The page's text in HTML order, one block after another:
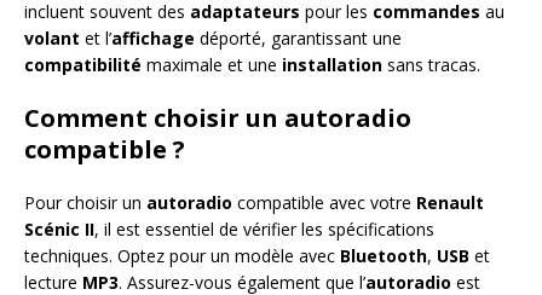
incluent souvent des adaptateurs pour les commandes au
volant et l’affichage déporté, garantissant une
compatibilité maximale et une installation sans tracas.
Comment choisir un autoradio
compatible ?
Pour choisir un autoradio compatible avec votre Renault
Scénic II, il est essentiel de vérifier les spécifications
techniques. Optez pour un modèle avec Bluetooth, USB et
lecture MP3. Assurez-vous également que l’autoradio est